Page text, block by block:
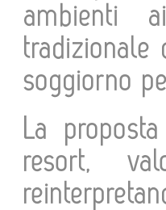
ambienti
tradizionale
soggiorno
La
resort,